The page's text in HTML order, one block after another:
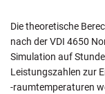
Die theoretische
nach der VDI 4650
Simulation auf
Leistungszahlen zur
-raumtemperaturen